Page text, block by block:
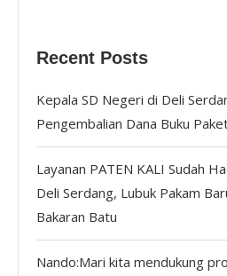
Recent Posts
Kepala SD Negeri di Deli
Pengembalian Dana Buku
Layanan PATEN KALI Sudah
Deli Serdang, Lubuk Pakam
Bakaran Batu
Nando:Mari kita mendukung